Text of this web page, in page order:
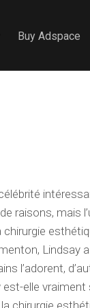
Buy Adspace
raisons, mais
Lindsay
l’adorent,
elle vraiment
chirurgie